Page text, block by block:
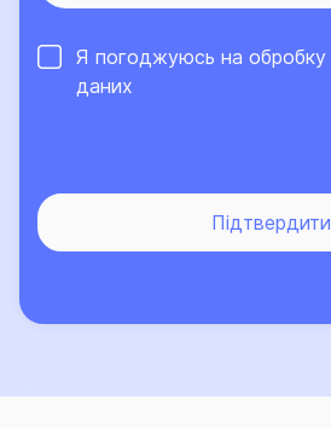
Я погоджуюсь на обробку
даних
Підтвердити